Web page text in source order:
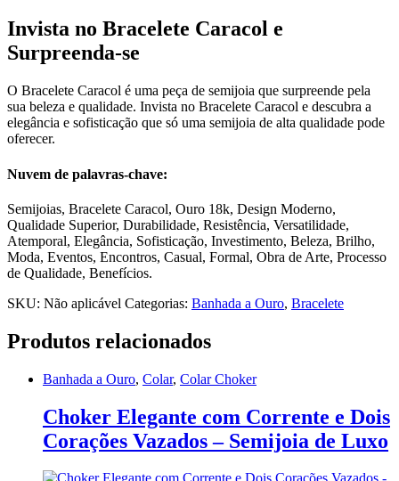
Invista no Bracelete Caracol e
Surpreenda-se
O Bracelete Caracol é uma peça de semijoia que surpreende pela
sua beleza e qualidade. Invista no Bracelete Caracol e descubra a
elegância e sofisticação que só uma semijoia de alta qualidade pode
oferecer.
Nuvem de palavras-chave:
Semijoias, Bracelete Caracol, Ouro 18k, Design Moderno,
Qualidade Superior, Durabilidade, Resistência, Versatilidade,
Atemporal, Elegância, Sofisticação, Investimento, Beleza, Brilho,
Moda, Eventos, Encontros, Casual, Formal, Obra de Arte, Processo
de Qualidade, Benefícios.
SKU: Não aplicável Categorias: Banhada a Ouro, Bracelete
Produtos relacionados
Banhada a Ouro, Colar, Colar Choker
Choker Elegante com Corrente e Dois
Corações Vazados – Semijoia de Luxo